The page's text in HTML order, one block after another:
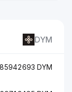
DYM
DYM